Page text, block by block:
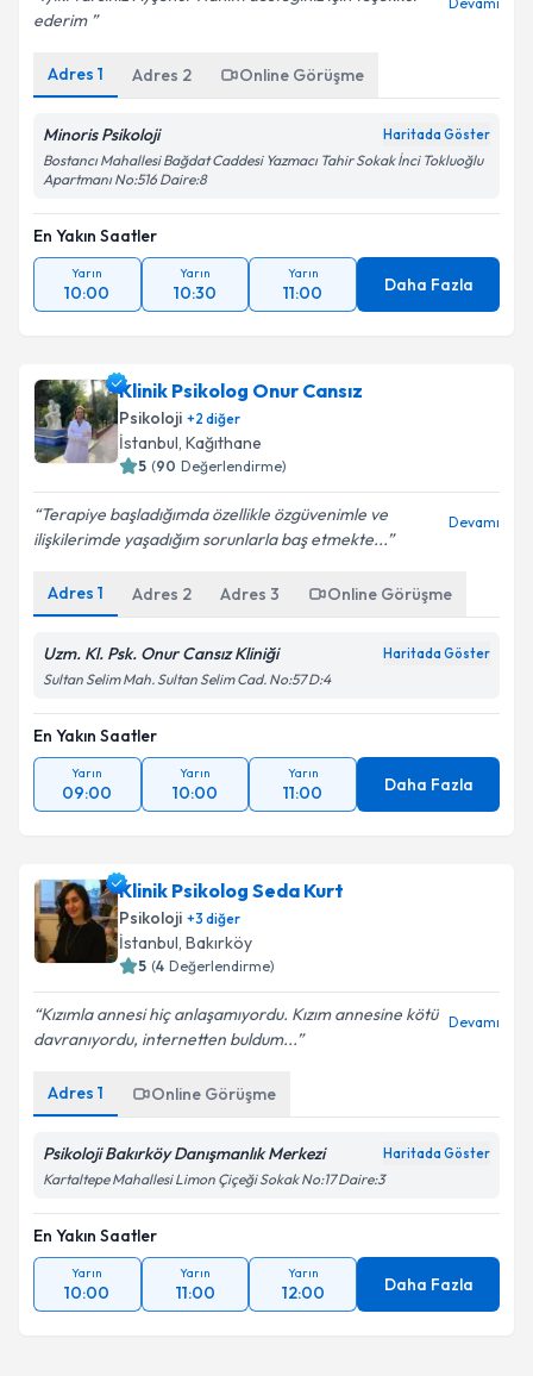
ederim ️
Adres 1 Adres 2 Online Görüşme
Minoris Psikoloji Haritada Göster
Bostancı Mahallesi Bağdat Caddesi Yazmacı Tahir Sokak İnci Tokluoğlu
Apartmanı No:516 Daire:8
En Yakın Saatler
Yarın
10:00
Yarın
10:30
Yarın
11:00 Daha Fazla
Klinik Psikolog Onur Cansız
Psikoloji +2 diğer
İstanbul, Kağıthane
5 (90 Değerlendirme)
Terapiye başladığımda özellikle özgüvenimle ve
ilişkilerimde yaşadığım sorunlarla baş etmekte...
Devamı
Adres 1 Adres 2 Adres 3 Online Görüşme
Uzm. Kl. Psk. Onur Cansız Kliniği Haritada Göster
Sultan Selim Mah. Sultan Selim Cad. No:57 D:4
En Yakın Saatler
Yarın
09:00
Yarın
10:00
Yarın
11:00 Daha Fazla
Klinik Psikolog Seda Kurt
Psikoloji +3 diğer
İstanbul, Bakırköy
5 (4 Değerlendirme)
Kızımla annesi hiç anlaşamıyordu. Kızım annesine kötü
davranıyordu, internetten buldum...
Devamı
Adres 1 Online Görüşme
Psikoloji Bakırköy Danışmanlık Merkezi Haritada Göster
Kartaltepe Mahallesi Limon Çiçeği Sokak No:17 Daire:3
En Yakın Saatler
Yarın
10:00
Yarın
11:00
Yarın
12:00 Daha Fazla